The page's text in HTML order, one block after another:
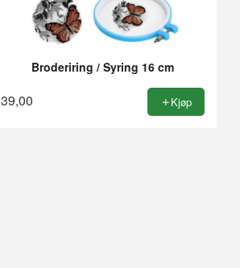
Broderiring / Syring 16 cm
39,00 Kjøp